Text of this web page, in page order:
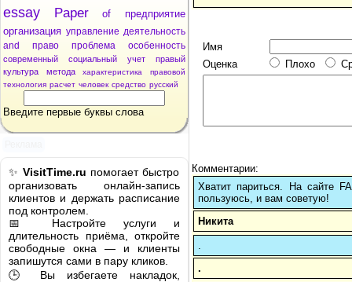
essay
Paper of
предприятие
организация управление деятельность
and
право проблема особенность
современный социальный учет
правый
культура
метода характеристика
правовой
технология расчет человек средство русский
Введите первые буквы слова
✨ VisitTime.ru помогает быстро
организовать онлайн-запись
клиентов и держать расписание
под контролем.
📅 Настройте услуги и
длительность приёма, откройте
свободные окна — и клиенты
запишутся сами в пару кликов.
🕒 Вы избегаете накладок,
Имя
Оценка
Плохо
Комментарии:
Хватит париться. На сайте
пользуюсь, и вам советую!
Никита
.